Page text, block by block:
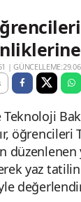
|
Teknoloji
öğrencileri
yaz